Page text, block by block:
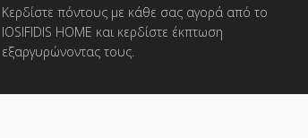
Κερδίστε πόντους με κάθε σας αγορά από το
IOSIFIDIS HOME και κερδίστε έκπτωση
εξαργυρώνοντας τους.